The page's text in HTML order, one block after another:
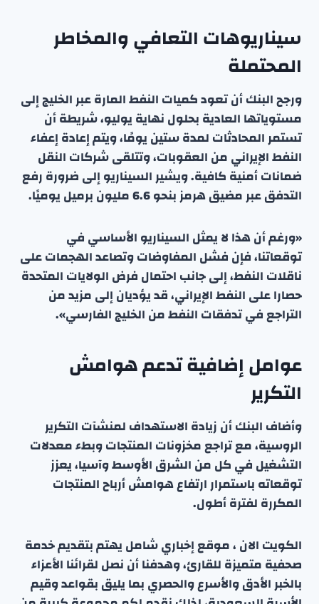
سيناريوهات التعافي والمخاطر
المحتملة
ورجح البنك أن تعود كميات النفط المارة عبر الخليج إلى
مستوياتها العادية بحلول نهاية يوليو، شريطة أن
تستمر المحادثات لمدة ستين يومًا، ويتم إعادة إعفاء
النفط الإيراني من العقوبات، وتتلقى شركات النقل
ضمانات أمنية كافية. ويشير السيناريو إلى ضرورة رفع
التدفق عبر مضيق هرمز بنحو 6.6 مليون برميل يوميًا.
«ورغم أن هذا لا يمثل السيناريو الأساسي في
توقعاتنا، فإن فشل المفاوضات وتصاعد الهجمات على
ناقلات النفط، إلى جانب احتمال فرض الولايات المتحدة
حصارا على النفط الإيراني، قد يؤديان إلى مزيد من
التراجع في تدفقات النفط من الخليج الفارسي».
عوامل إضافية تدعم هوامش
التكرير
وأضاف البنك أن زيادة الاستهداف لمنشآت التكرير
الروسية، مع تراجع مخزونات المنتجات وبطء معدلات
التشغيل في كل من الشرق الأوسط وآسيا، يعزز
توقعاته باستمرار ارتفاع هوامش أرباح المنتجات
المكررة لفترة أطول.
الكويت الان ، موقع إخباري شامل يهتم بتقديم خدمة
صحفية متميزة للقارئ، وهدفنا أن نصل لقرائنا الأعزاء
بالخبر الأدق والأسرع والحصري بما يليق بقواعد وقيم